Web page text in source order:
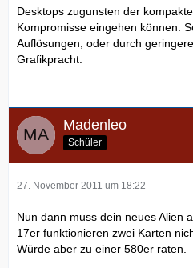
Desktops zugunsten der
Kompromisse eingehen können.
Auflösungen, oder durch
Grafikpracht.
Madenleo
Schüler
27. November 2011 um 18:22
Nun dann muss dein neues Alien
17er funktionieren zwei Karten
Würde aber zu einer 580er raten.